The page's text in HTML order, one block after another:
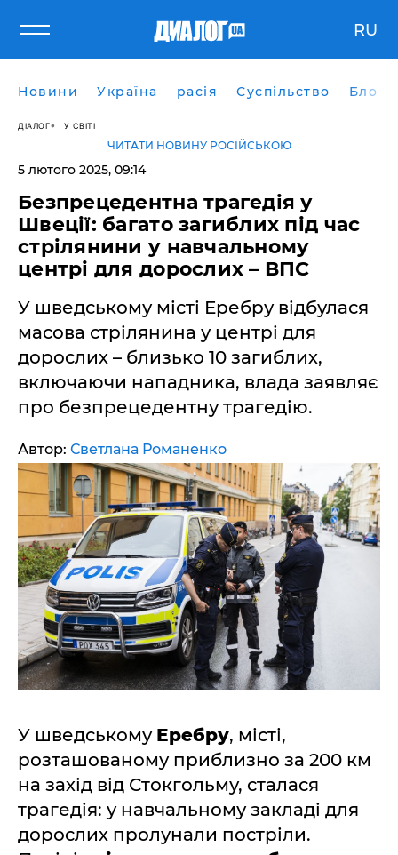
RU
Новини Україна расія Суспільство Блоги
ДІАЛОГ У СВІТІ
ЧИТАТИ НОВИНУ РОСІЙСЬКОЮ
5 лютого 2025, 09:14
Безпрецедентна трагедія у
Швеції: багато загиблих під час
стрілянини у навчальному
центрі для дорослих – ВПС
У шведському місті Еребру відбулася
масова стрілянина у центрі для
дорослих – близько 10 загиблих,
включаючи нападника, влада заявляє
про безпрецедентну трагедію.
Автор: Светлана Романенко
У шведському Еребру, місті,
розташованому приблизно за 200 км
на захід від Стокгольму, сталася
трагедія: у навчальному закладі для
дорослих пролунали постріли.